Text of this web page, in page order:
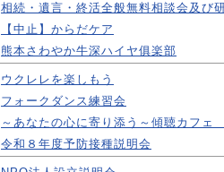
相続・遺言・終活全般無料相談会及び
【中止】からだケア
熊本さわやか牛深ハイヤ俱楽部
ウクレレを楽しもう
フォークダンス練習会
～あなたの心に寄り添う～傾聴カフ
令和８年度予防接種説明会